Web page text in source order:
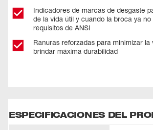
Indicadores de marcas de desgaste
de la vida útil y cuando la broca ya
requisitos de ANSI
Ranuras reforzadas para minimizar la
brindar máxima durabilidad
ESPECIFICACIONES DEL